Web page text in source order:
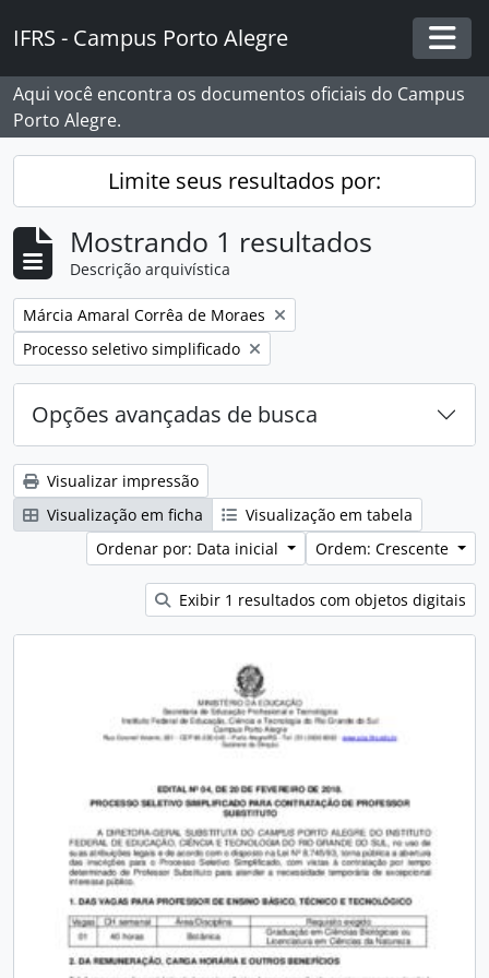
IFRS - Campus Porto Alegre
Aqui você encontra os documentos oficiais do Campus
Porto Alegre.
Limite seus resultados por:
Mostrando 1 resultados
Descrição arquivística
Remover filtro:
Márcia Amaral Corrêa de Moraes
Remover filtro:
Processo seletivo simplificado
Opções avançadas de busca
Visualizar impressão
Visualização em ficha
Visualização em tabela
Ordenar por: Data inicial
Ordem: Crescente
Exibir 1 resultados com objetos digitais